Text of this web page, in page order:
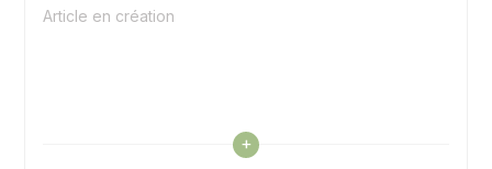
Article en création
Voir les caractéristiques
+